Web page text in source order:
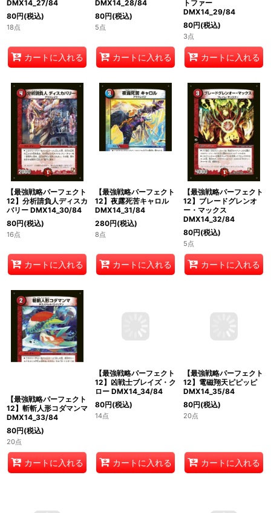
DMX14_27/84
80円(税込)
18点
カートに入れる
DMX14_28/84
80円(税込)
5点
カートに入れる
トファー
DMX14_29/84
80円(税込)
3点
カートに入れる
【最強戦略パーフェクト
12】分析請負人ディスカ
バリー DMX14_30/84
80円(税込)
16点
カートに入れる
【最強戦略パーフェクト
12】夜露死苦キャロル
DMX14_31/84
280円(税込)
8点
カートに入れる
【最強戦略パーフェクト
12】ブレードグレンオ
ー・マックス
DMX14_32/84
80円(税込)
5点
カートに入れる
【最強戦略パーフェクト
12】斬斬人形コダマンマ
DMX14_33/84
80円(税込)
20点
カートに入れる
【最強戦略パーフェクト
12】凶戦士ブレイズ・ク
ロー DMX14_34/84
カートに入れる
【最強戦略パーフェクト
12】電磁翔天ピピッピ
DMX14_35/84
カートに入れる